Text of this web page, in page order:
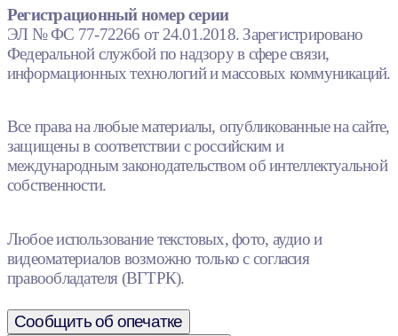
Регистрационный номер серии
ЭЛ № ФС 77-72266 от 24.01.2018. Зарегистрировано
Федеральной службой по надзору в сфере связи,
информационных технологий и массовых коммуникаций.
Все права на любые материалы, опубликованные на сайте,
защищены в соответствии с российским и
международным законодательством об интеллектуальной
собственности.
Любое использование текстовых, фото, аудио и
видеоматериалов возможно только с согласия
правообладателя (ВГТРК).
Сообщить об опечатке